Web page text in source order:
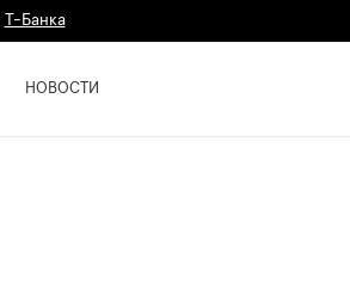
Т-Банка
НОВОСТИ